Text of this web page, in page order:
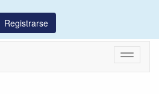
Registrarse
Cambiar